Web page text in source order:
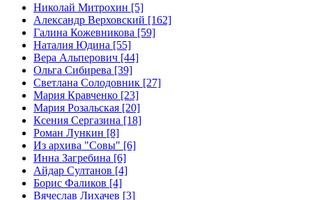
Николай Митрохин [5]
Александр Верховский [162]
Галина Кожевникова [59]
Наталия Юдина [55]
Вера Альперович [44]
Ольга Сибирева [39]
Светлана Солодовник [27]
Мария Кравченко [23]
Мария Розальская [20]
Ксения Сергазина [18]
Роман Лункин [8]
Из архива "Совы" [6]
Инна Загребина [6]
Айдар Султанов [4]
Борис Фаликов [4]
Вячеслав Лихачев [3]